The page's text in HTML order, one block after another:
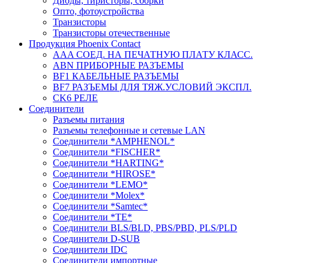
Опто, фотоустройства
Транзисторы
Транзисторы отечественные
Продукция Phoenix Contact
AAA СОЕД. НА ПЕЧАТНУЮ ПЛАТУ КЛАСС.
ABN ПРИБОРНЫЕ РАЗЪЕМЫ
BF1 КАБЕЛЬНЫЕ РАЗЪЕМЫ
BF7 РАЗЪЕМЫ ДЛЯ ТЯЖ.УСЛОВИЙ ЭКСПЛ.
CK6 РЕЛЕ
Соединители
Разъемы питания
Разъемы телефонные и сетевые LAN
Соединители *AMPHENOL*
Соединители *FISCHER*
Соединители *HARTING*
Соединители *HIROSE*
Соединители *LEMO*
Соединители *Molex*
Соединители *Samtec*
Соединители *TE*
Соединители BLS/BLD, PBS/PBD, PLS/PLD
Соединители D-SUB
Соединители IDC
Соединители импортные